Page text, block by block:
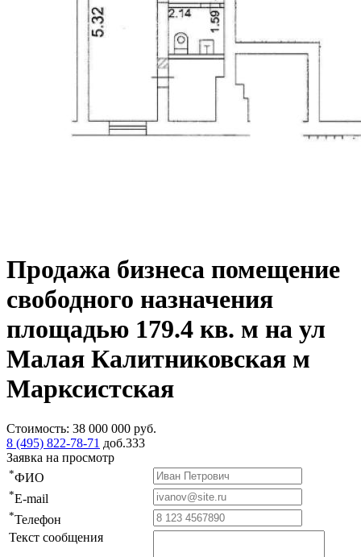
Продажа бизнеса помещение
свободного назначения
площадью 179.4 кв. м на ул
Малая Калитниковская м
Марксистская
Стоимость: 38 000 000 руб.
8 (495) 822-78-71 доб.333
Заявка на просмотр
*ФИО
*E-mail
*Телефон
Текст сообщения